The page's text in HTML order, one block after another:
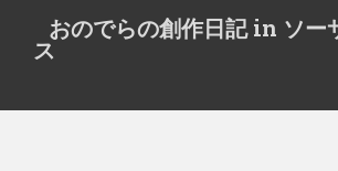
t
おのでらの創作日記 in ソー
ス